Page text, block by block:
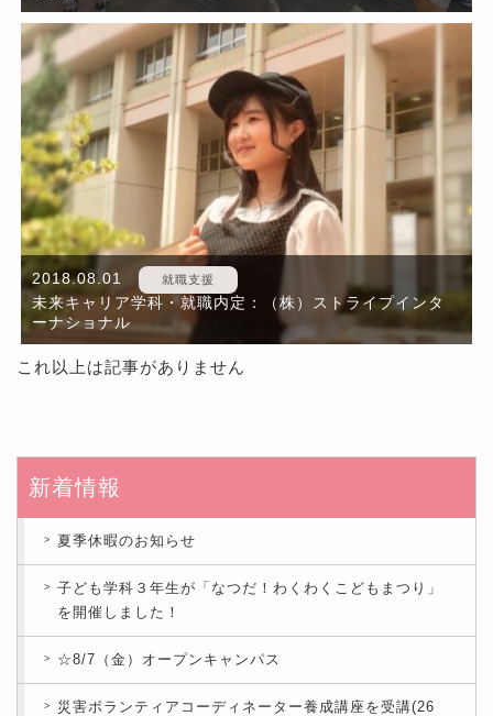
2018.08.01 就職支援
未来キャリア学科・就職内定：（株）ストライプインタ
ーナショナル
これ以上は記事がありません
新着情報
夏季休暇のお知らせ
子ども学科３年生が「なつだ！わくわくこどもまつり」
を開催しました！
☆8/7（金）オープンキャンパス
災害ボランティアコーディネーター養成講座を受講(26